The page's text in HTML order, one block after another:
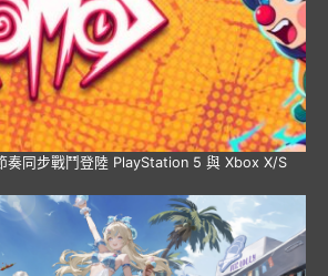
奏同步戰鬥登陸 PlayStation 5 與 Xbox X/S